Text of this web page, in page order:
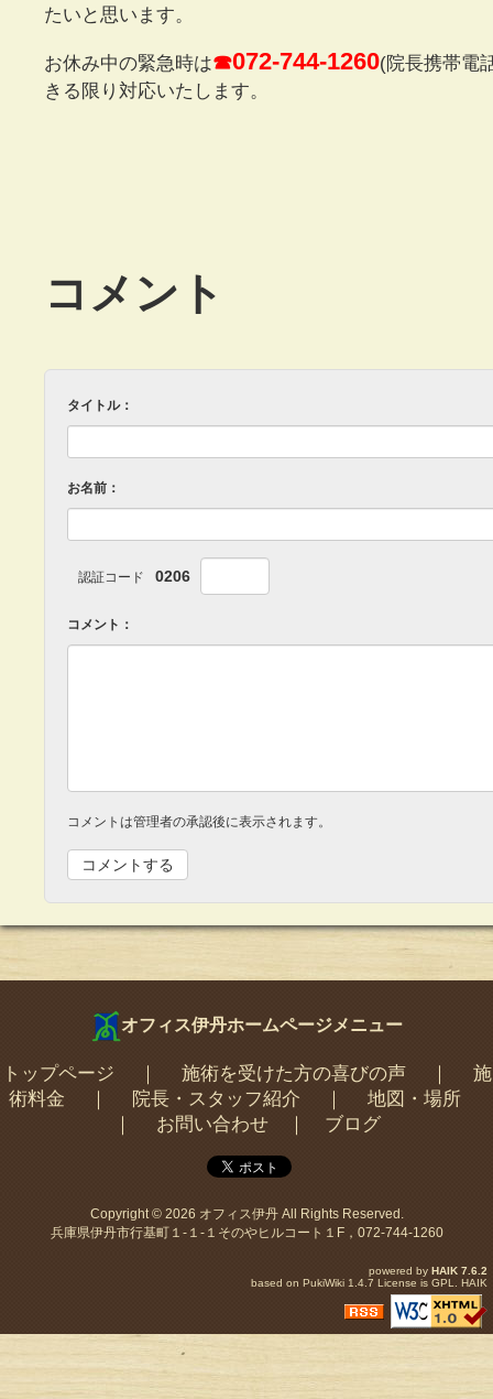
たいと思います。
お休み中の緊急時は☎072-744-1260(院長携帯電
きる限り対応いたします。
コメント
タイトル：
お名前：
認証コード 0206
コメント：
コメントは管理者の承認後に表示されます。
オフィス伊丹ホームページメニュー
トップページ 施術を受けた方の喜びの声｜ 施
術料金
院長・スタッフ紹介
地図・場所
お問い合わせ｜ ブログ
Copyright © 2026 オフィス伊丹All Rights Reserved.
兵庫県伊丹市行基町１-１-１そのやヒルコート１F，072-744-1260
powered by HAIK 7.6.2
based on PukiWiki 1.4.7 License is GPL. HAIK